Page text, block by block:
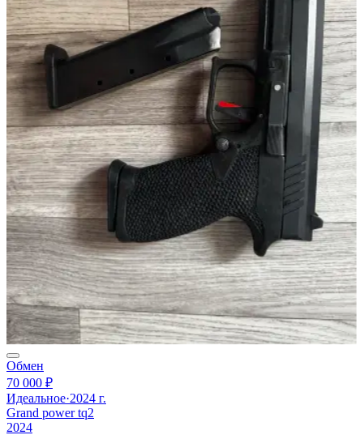
Обмен
70 000 ₽
Идеальное·2024 г.
Grand power tq2
2024